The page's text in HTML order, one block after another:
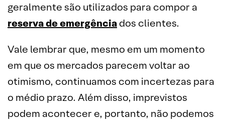
geralmente são utilizados para compor a
reserva de emergênciados clientes.
Vale lembrar que, mesmo em um momento
em que os mercados parecem voltar ao
otimismo, continuamos com incertezas para
o médio prazo. Além disso, imprevistos
podem acontecer e, portanto, não podemos